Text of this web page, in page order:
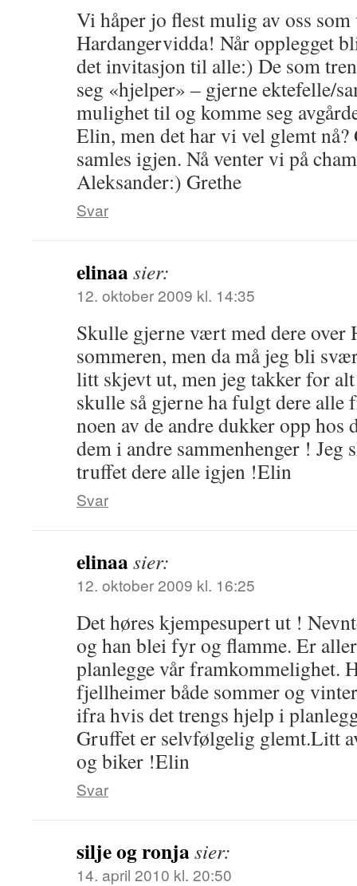
Vi håper jo flest mulig av oss
Hardangervidda! Når opplegget
det invitasjon til alle:) De som
seg «hjelper» – gjerne ektefelle/
mulighet til og komme seg
Elin, men det har vi vel glemt
samles igjen. Nå venter vi på
Aleksander:) Grethe
Svar
elinaasier:
12. oktober 2009 kl. 14:35
Skulle gjerne vært med dere over
sommeren, men da må jeg bli
litt skjevt ut, men jeg takker for
skulle så gjerne ha fulgt dere
noen av de andre dukker opp hos
dem i andre sammenhenger ! Jeg
truffet dere alle igjen !Elin
Svar
elinaasier:
12. oktober 2009 kl. 16:25
Det høres kjempesupert ut !
og han blei fyr og flamme. Er
planlegge vår framkommelighet.
fjellheimer både sommer og
ifra hvis det trengs hjelp i
Gruffet er selvfølgelig glemt.Litt
og biker !Elin
Svar
silje og ronjasier:
14. april 2010 kl. 20:50